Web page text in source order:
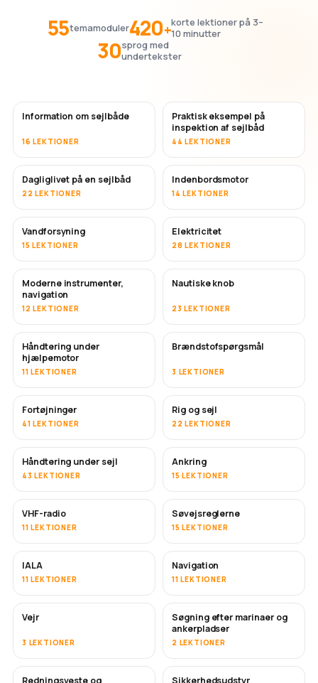
55temamoduler420+korte lektioner på 3–
10 minutter
30sprog med
undertekster
Information om sejlbåde
16 LEKTIONER
Praktisk eksempel på
inspektion af sejlbåd
44 LEKTIONER
Dagliglivet på en sejlbåd
22 LEKTIONER
Indenbordsmotor
14 LEKTIONER
Vandforsyning
15 LEKTIONER
Elektricitet
28 LEKTIONER
Moderne instrumenter,
navigation
12 LEKTIONER
Nautiske knob
23 LEKTIONER
Håndtering under
hjælpemotor
11 LEKTIONER
Brændstofspørgsmål
3 LEKTIONER
Fortøjninger
41 LEKTIONER
Rig og sejl
22 LEKTIONER
Håndtering under sejl
43 LEKTIONER
Ankring
15 LEKTIONER
VHF-radio
11 LEKTIONER
Søvejsreglerne
15 LEKTIONER
IALA
11 LEKTIONER
Navigation
11 LEKTIONER
Vejr
3 LEKTIONER
Søgning efter marinaer og
ankerpladser
2 LEKTIONER
Redningsveste og
Sikkerhedsudstyr